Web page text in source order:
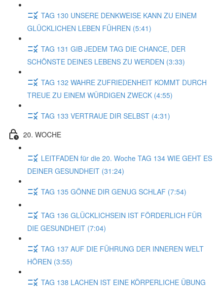
TAG 130 UNSERE DENKWEISE KANN ZU EINEM
GLÜCKLICHEN LEBEN FÜHREN (5:41)
TAG 131 GIB JEDEM TAG DIE CHANCE, DER
SCHÖNSTE DEINES LEBENS ZU WERDEN (3:33)
TAG 132 WAHRE ZUFRIEDENHEIT KOMMT DURCH
TREUE ZU EINEM WÜRDIGEN ZWECK (4:55)
TAG 133 VERTRAUE DIR SELBST (4:31)
20. WOCHE
LEITFADEN für die 20. Woche TAG 134 WIE GEHT ES
DEINER GESUNDHEIT (31:24)
TAG 135 GÖNNE DIR GENUG SCHLAF (7:54)
TAG 136 GLÜCKLICHSEIN IST FÖRDERLICH FÜR
DIE GESUNDHEIT (7:04)
TAG 137 AUF DIE FÜHRUNG DER INNEREN WELT
HÖREN (3:55)
TAG 138 LACHEN IST EINE KÖRPERLICHE ÜBUNG